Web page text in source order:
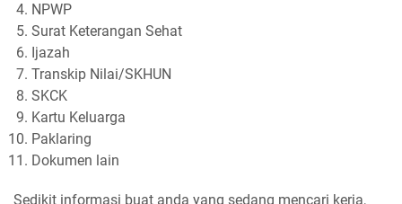
NPWP
Surat Keterangan Sehat
Ijazah
Transkip Nilai/SKHUN
SKCK
Kartu Keluarga
Paklaring
Dokumen lain
Sedikit informasi buat anda yang sedang mencari kerja,